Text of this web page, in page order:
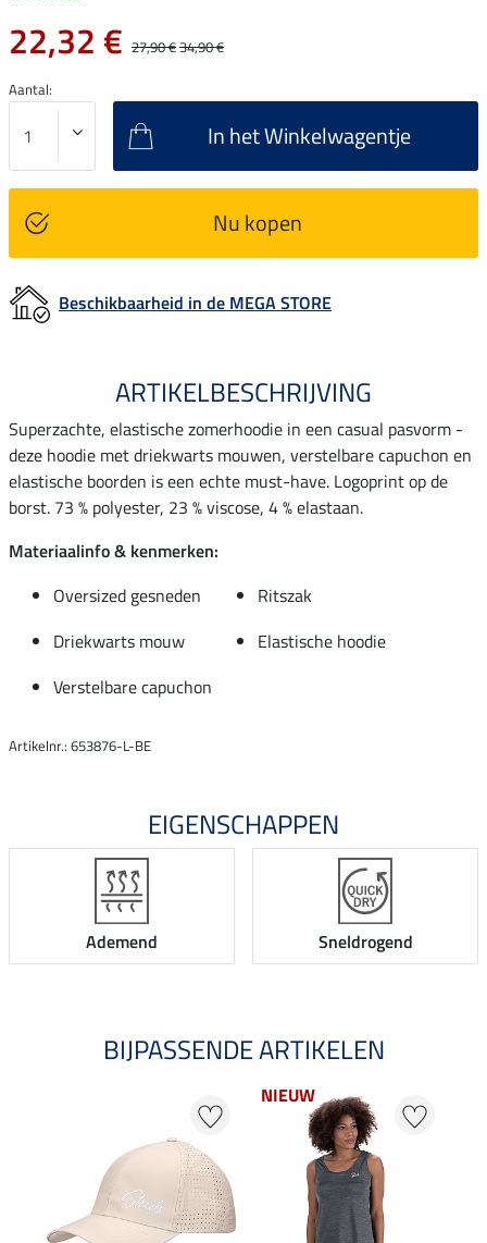
22,32 € 27,90 €34,90 €
Aantal:
In het Winkelwagentje
Nu kopen
Beschikbaarheid in de MEGA STORE
ARTIKELBESCHRIJVING
Superzachte, elastische zomerhoodie in een casual pasvorm -
deze hoodie met driekwarts mouwen, verstelbare capuchon en
elastische boorden is een echte must-have. Logoprint op de
borst. 73 % polyester, 23 % viscose, 4 % elastaan.
Materiaalinfo & kenmerken:
Oversized gesneden
Ritszak
Driekwarts mouw
Elastische hoodie
Verstelbare capuchon
Artikelnr.: 653876-L-BE
EIGENSCHAPPEN
Ademend Sneldrogend
BIJPASSENDE ARTIKELEN
NIEUW